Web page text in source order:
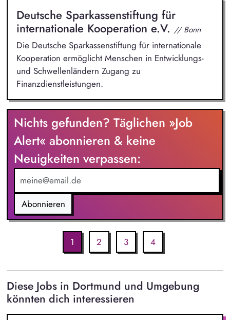
Deutsche Sparkassenstiftung für
internationale Kooperation e.V. // Bonn
Die Deutsche Sparkassenstiftung für internationale
Kooperation ermöglicht Menschen in Entwicklungs-
und Schwellenländern Zugang zu
Finanzdienstleistungen.
Nichts gefunden? Täglichen »Job
Alert« abonnieren & keine
Neuigkeiten verpassen:
Abonnieren
1 2 3 4
Diese Jobs in Dortmund und Umgebung
könnten dich interessieren